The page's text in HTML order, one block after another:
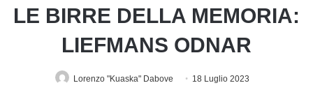
LE BIRRE DELLA MEMORIA:
LIEFMANS ODNAR
Lorenzo "Kuaska" Dabove 18 Luglio 2023